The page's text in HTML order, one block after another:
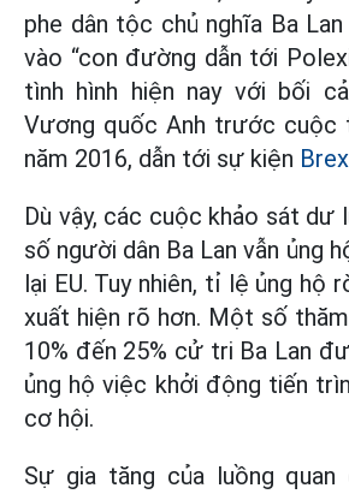
phe dân tộc chủ nghĩa Ba
vào “con đường dẫn tới
tình hình hiện nay với bối
Vương quốc Anh trước cuộc
năm 2016, dẫn tới sự kiện
Dù vậy, các cuộc khảo sát dư
số người dân Ba Lan vẫn ủng
lại EU. Tuy nhiên, tỉ lệ ủng hộ
xuất hiện rõ hơn. Một số
10% đến 25% cử tri Ba Lan
ủng hộ việc khởi động tiến
cơ hội.
Sự gia tăng của luồng quan